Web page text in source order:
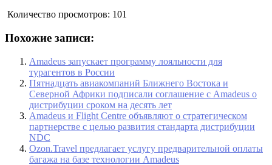
Количество просмотров: 101
Похожие записи:
Amadeus запускает программу лояльности для
турагентов в России
Пятнадцать авиакомпаний Ближнего Востока и
Северной Африки подписали соглашение с Amadeus о
дистрибуции сроком на десять лет
Amadeus и Flight Centre объявляют о стратегическом
партнерстве с целью развития стандарта дистрибуции
NDC
Ozon.Travel предлагает услугу предварительной оплаты
багажа на базе технологии Amadeus